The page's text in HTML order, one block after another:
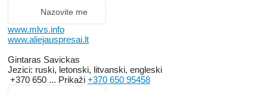
Nazovite me
www.mlvs.info
www.aliejauspresai.lt
Gintaras Savickas
Jezici: ruski, letonski, litvanski, engleski
+370 650 ... Prikaži +370 650 95458